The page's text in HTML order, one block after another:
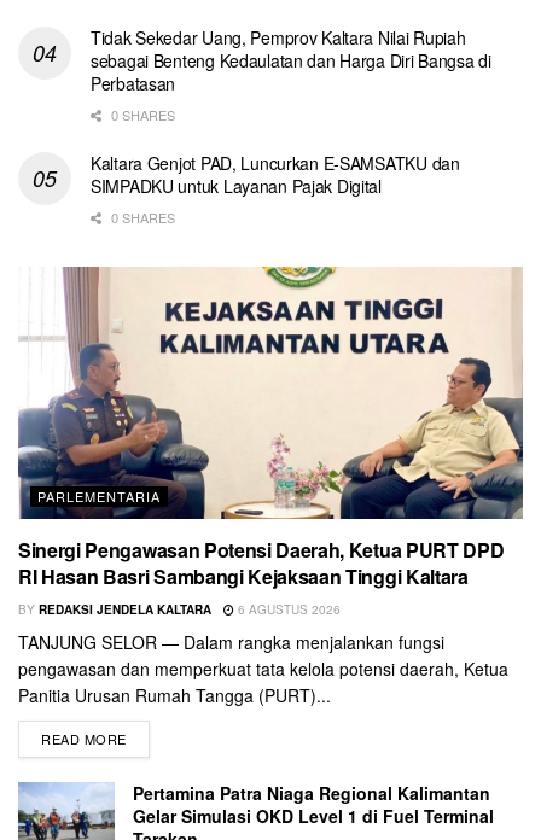
Tidak Sekedar Uang, Pemprov Kaltara Nilai Rupiah
sebagai Benteng Kedaulatan dan Harga Diri Bangsa di
Perbatasan
0 SHARES
Kaltara Genjot PAD, Luncurkan E-SAMSATKU dan
SIMPADKU untuk Layanan Pajak Digital
0 SHARES
PARLEMENTARIA
Sinergi Pengawasan Potensi Daerah, Ketua PURT DPD
RI Hasan Basri Sambangi Kejaksaan Tinggi Kaltara
BY REDAKSI JENDELA KALTARA 6 AGUSTUS 2026
TANJUNG SELOR — Dalam rangka menjalankan fungsi
pengawasan dan memperkuat tata kelola potensi daerah, Ketua
Panitia Urusan Rumah Tangga (PURT)...
READ MORE
Pertamina Patra Niaga Regional Kalimantan
Gelar Simulasi OKD Level 1 di Fuel Terminal